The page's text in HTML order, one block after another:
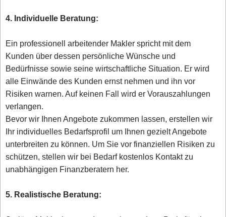
4. Individuelle Beratung:
Ein professionell arbeitender Makler spricht mit dem
Kunden über dessen persönliche Wünsche und
Bedürfnisse sowie seine wirtschaftliche Situation. Er wird
alle Einwände des Kunden ernst nehmen und ihn vor
Risiken warnen. Auf keinen Fall wird er Vorauszahlungen
verlangen.
Bevor wir Ihnen Angebote zukommen lassen, erstellen wir
Ihr individuelles Bedarfsprofil um Ihnen gezielt Angebote
unterbreiten zu können. Um Sie vor finanziellen Risiken zu
schützen, stellen wir bei Bedarf kostenlos Kontakt zu
unabhängigen Finanzberatern her.
5. Realistische Beratung: